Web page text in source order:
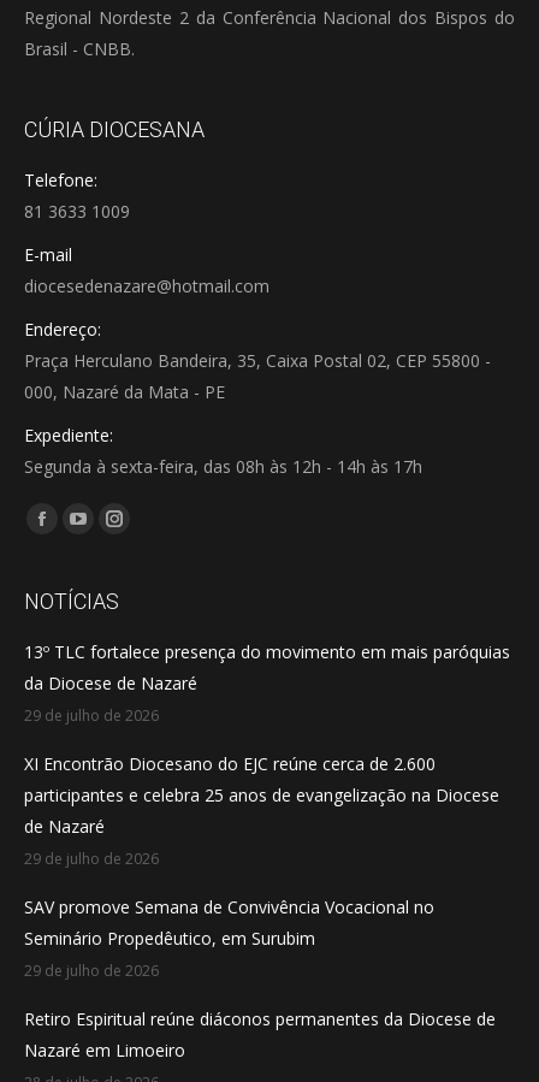
Regional Nordeste 2 da Conferência Nacional dos Bispos do
Brasil - CNBB.
CÚRIA DIOCESANA
Telefone:
81 3633 1009
E-mail
diocesedenazare@hotmail.com
Endereço:
Praça Herculano Bandeira, 35, Caixa Postal 02, CEP 55800 -
000, Nazaré da Mata - PE
Expediente:
Segunda à sexta-feira, das 08h às 12h - 14h às 17h
Encontre-nos em:
Facebook
opens
new
window
YouTube
opens
new
window
Instagram
opens
new
window
NOTÍCIAS
13º TLC fortalece presença do movimento em mais paróquias
da Diocese de Nazaré
29 de julho de 2026
XI Encontrão Diocesano do EJC reúne cerca de 2.600
participantes e celebra 25 anos de evangelização na Diocese
de Nazaré
29 de julho de 2026
SAV promove Semana de Convivência Vocacional no
Seminário Propedêutico, em Surubim
29 de julho de 2026
Retiro Espiritual reúne diáconos permanentes da Diocese de
Nazaré em Limoeiro